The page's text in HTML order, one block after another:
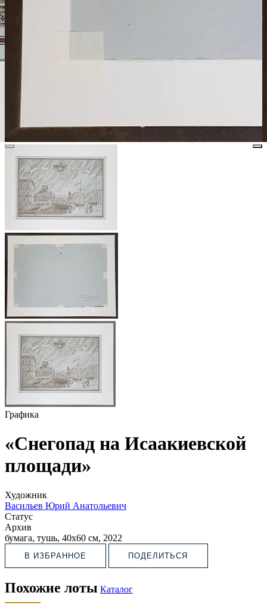
Графика
«Снегопад на Исаакиевской
площади»
Художник
Васильев Юрий Анатольевич
Статус
Архив
бумага, тушь, 40х60 см, 2022
В ИЗБРАННОЕ ПОДЕЛИТЬСЯ
Похожие лоты Каталог